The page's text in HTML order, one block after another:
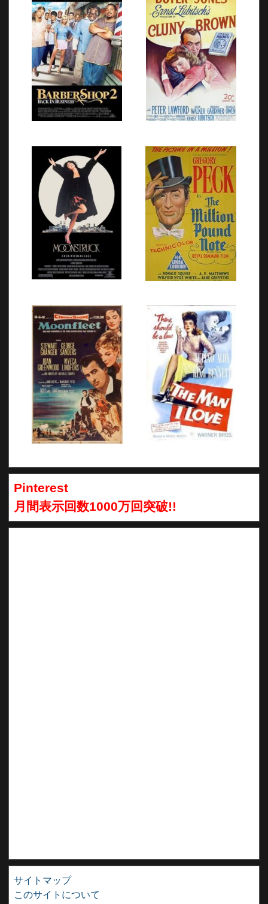
Pinterest
月間表示回数1000万回突破!!
サイトマップ
このサイトについて